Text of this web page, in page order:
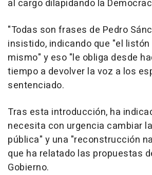
al cargo dilapidando la
"Todas son frases de Pedro
insistido, indicando que "el
mismo" y eso "le obliga desde
tiempo a devolver la voz a los
sentenciado.
Tras esta introducción, ha
necesita con urgencia cambiar
pública" y una "reconstrucción
que ha relatado las propuestas
Gobierno.